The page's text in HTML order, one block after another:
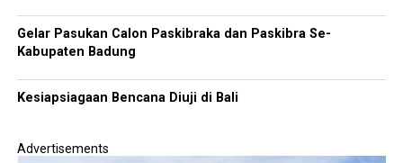
Gelar Pasukan Calon Paskibraka dan Paskibra Se-
Kabupaten Badung
Kesiapsiagaan Bencana Diuji di Bali
Advertisements